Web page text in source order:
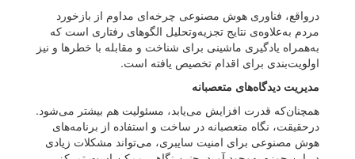
درواقع، فناوری هوش مصنوعی چرخه‌ای مداوم از بازخورد
مردم به‌علاوه‌ی نتایج تجزیه‌وتحلیل الگوهای رفتاری است که
به‌همراه یادگیری ماشینی برای شناخت و مقابله با خطرها و نیز
اولویت‌بندی برای اقدام تخصیص یافته‌ است.
مدیریت دیدگاه‌های متعصبانه
همچنان‌که قدرت افزایش می‌یابد، مسئولیت هم بیشتر می‌شود.
درحقیقت، نگاه متعصبانه در ساخت و استفاده از برنامه‌های
هوش مصنوعی برای امنیت سایبری، می‌تواند مشکلات زیادی